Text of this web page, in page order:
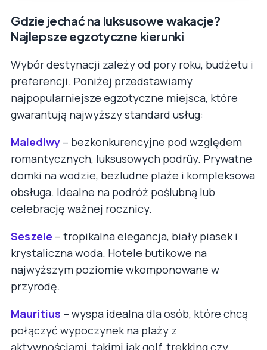
Gdzie jechać na luksusowe wakacje?
Najlepsze egzotyczne kierunki
Wybór destynacji zależy od pory roku, budżetu i
preferencji. Poniżej przedstawiamy
najpopularniejsze egzotyczne miejsca, które
gwarantują najwyższy standard usług:
Malediwy – bezkonkurencyjne pod względem
romantycznych, luksusowych podrüy. Prywatne
domki na wodzie, bezludne plaże i kompleksowa
obsługa. Idealne na podróż poślubną lub
celebrację ważnej rocznicy.
Seszele – tropikalna elegancja, biały piasek i
krystaliczna woda. Hotele butikowe na
najwyższym poziomie wkomponowane w
przyrodę.
Mauritius – wyspa idealna dla osób, które chcą
połączyć wypoczynek na plaży z